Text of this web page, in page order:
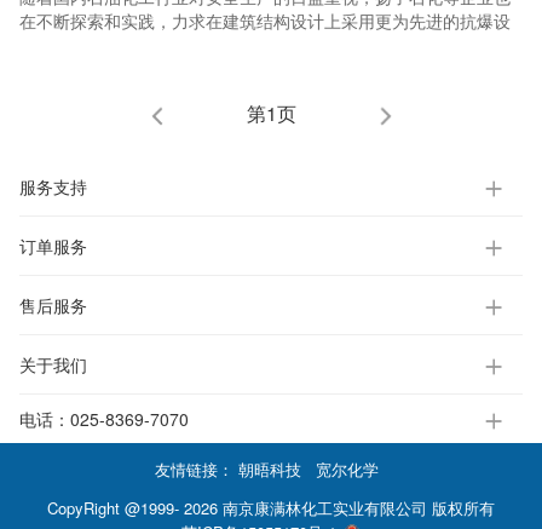
在不断探索和实践，力求在建筑结构设计上采用更为先进的抗爆设
第1页
服务支持
订单服务
售后服务
关于我们
电话： 025-8369-7070
友情链接： 朝晤科技
宽尔化学
CopyRight @1999- 2026 南京康满林化工实业有限公司 版权所有